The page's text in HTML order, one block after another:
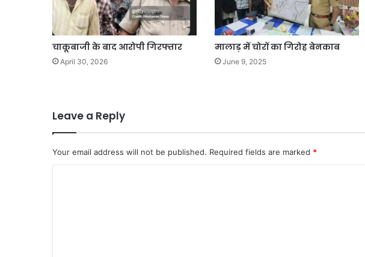
चाकूबाजी के बाद आरोपी गिरफ्तार
April 30, 2026
मालाड़ में चोरों का गिरोह बेनकाब
June 9, 2025
Leave a Reply
Your email address will not be published. Required fields are marked *